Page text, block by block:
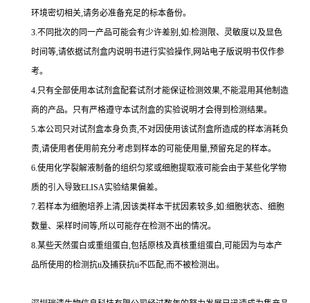
环境密切相关,请务必准备充足的标本备份。
3.不同批次的同一产品可能会有少许差别,如:检测限、灵敏度以及显色
时间等,请依据试剂盒内说明书进行实验操作,网站电子版说明书仅作参
考。
4.只有全部使用本试剂盒配套试剂才能保证检测效果,不能混用其他制造
商的产品。只有严格遵守本试剂盒的实验说明才会得到 检测结果。
5.本公司只对试剂盒本身负责,不对因使用该试剂盒所造成的样本消耗负
责,请使用者使用前充分考虑到样本的可能使用量,预留充足的样本。
6.使用化学裂解液制备的组织匀浆或细胞提取液可能会由于某些化学物
质的引入导致ELISA实验结果偏差。
7.若样本为细胞培养上清,因该类样本干扰因素较多,如:细胞状态、细胞
数量、采样时间等,所以可能存在检测不出的情况。
8.某些天然蛋白或重组蛋白,包括原核及真核重组蛋白,可能因为与本产
品所使用的检测抗ti及捕获抗ti不匹配,而不被检测出。